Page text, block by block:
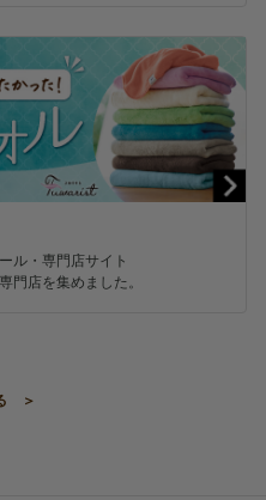
ル・専門店サイト
門店を集めました。
＞